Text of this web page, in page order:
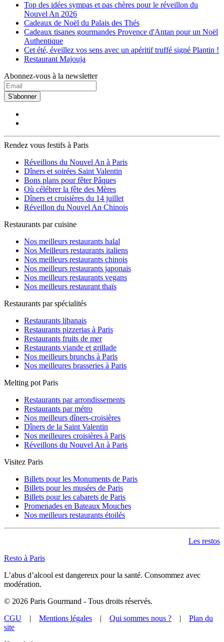
Top des idées sympas et pas chères pour le réveillon du
Nouvel An 2026
Cadeaux de Noël du Palais des Thés
Cadeaux tisanes gourmandes Provence d'Antan pour un Noël
Authentique
Cet été, éveillez vos sens avec un apéritif truffé signé Plantin !
Restaurant Majouja
Abonnez-vous à la newsletter
S'abonner
Rendez vous festifs à Paris
Réveillons du Nouvel An à Paris
Dîners et soirées Saint Valentin
Bons plans pour fêter Pâques
Où célébrer la fête des Mères
Dîners et croisières du 14 juillet
Réveillon du Nouvel An Chinois
Restaurants par cuisine
Nos meilleurs restaurants halal
Nos Meilleurs restaurants italiens
Nos meilleurs restaurants chinois
Nos meilleurs restaurants japonais
Nos meilleurs restaurants vegans
Nos meilleurs restaurant thaïs
Restaurants par spécialités
Restaurants libanais
Restaurants pizzerias à Paris
Restaurants fruits de mer
Restaurants viande et grillade
Nos meilleurs brunchs à Paris
Nos meilleures brasseries à Paris
Melting pot Paris
Restaurants par arrondissements
Restaurants par métro
Nos meilleurs dîners-croisières
Dîners de la Saint Valentin
Nos meilleures croisières à Paris
Réveillons du Nouvel An à Paris
Visitez Paris
Billets pour les Monuments de Paris
Billets pour les musées de Paris
Billets pour les cabarets de Paris
Promenades en Bateaux Mouches
Nos meilleurs restaurants étoilés
Les restos
Resto à Paris
L’abus d’alcool est dangereux pour la santé. Consommez avec
modération.
© 2026 Paris Gourmand - Tous droits réservés.
CGU | Mentions légales | Qui sommes nous ? | Plan du
site